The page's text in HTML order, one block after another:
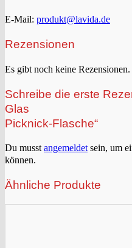
E-Mail: produkt@lavida.de
Rezensionen
Es gibt noch keine Rezensionen.
Schreibe die erste
Glas
Picknick-Flasche“
Du musst angemeldet sein, um
können.
Ähnliche Produkte